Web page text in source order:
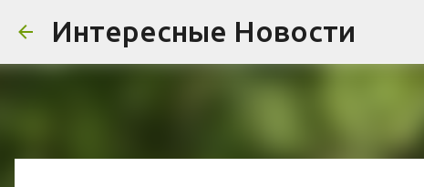
Интересные Новости